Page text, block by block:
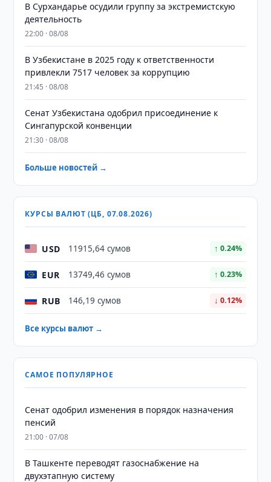
В Сурхандарье осудили группу за экстремистскую
деятельность
22:00 · 08/08
В Узбекистане в 2025 году к ответственности
привлекли 7517 человек за коррупцию
21:45 · 08/08
Сенат Узбекистана одобрил присоединение к
Сингапурской конвенции
21:30 · 08/08
Больше новостей →
КУРСЫ ВАЛЮТ (ЦБ, 07.08.2026)
USD 11915,64 сумов ↑ 0.24%
EUR 13749,46 сумов ↑ 0.23%
RUB 146,19 сумов ↓ 0.12%
Все курсы валют →
САМОЕ ПОПУЛЯРНОЕ
Сенат одобрил изменения в порядок назначения
пенсий
21:00 · 07/08
В Ташкенте переводят газоснабжение на
двухэтапную систему